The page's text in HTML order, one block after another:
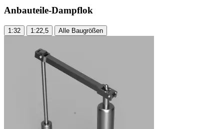
Anbauteile-Dampflok
1:32 1:22,5 Alle Baugrößen